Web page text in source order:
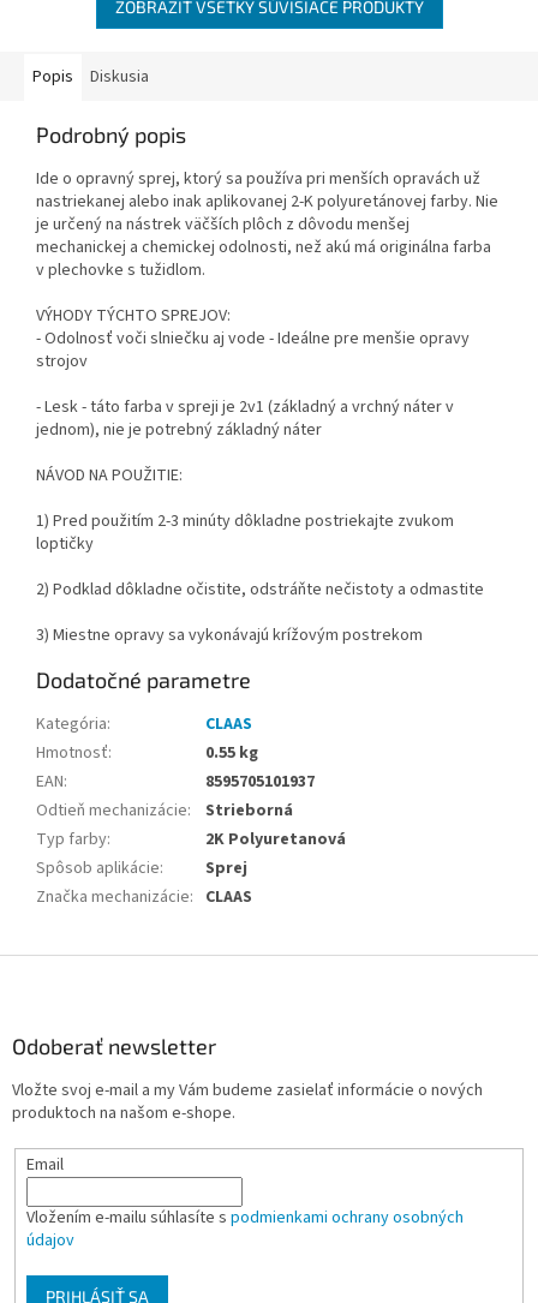
ZOBRAZIŤ VŠETKY SÚVISIACE PRODUKTY
Popis Diskusia
Podrobný popis
Ide o opravný sprej, ktorý sa používa pri menších opravách už
nastriekanej alebo inak aplikovanej 2-K polyuretánovej farby. Nie
je určený na nástrek väčších plôch z dôvodu menšej
mechanickej a chemickej odolnosti, než akú má originálna farba
v plechovke s tužidlom.
VÝHODY TÝCHTO SPREJOV:
- Odolnosť voči slniečku aj vode - Ideálne pre menšie opravy
strojov
- Lesk - táto farba v spreji je 2v1 (základný a vrchný náter v
jednom), nie je potrebný základný náter
NÁVOD NA POUŽITIE:
1) Pred použitím 2-3 minúty dôkladne postriekajte zvukom
loptičky
2) Podklad dôkladne očistite, odstráňte nečistoty a odmastite
3) Miestne opravy sa vykonávajú krížovým postrekom
Dodatočné parametre
Kategória:
CLAAS
Hmotnosť:
0.55 kg
EAN:
8595705101937
Odtieň mechanizácie:
Strieborná
Typ farby:
2K Polyuretanová
Spôsob aplikácie:
Sprej
Značka mechanizácie: CLAAS
Odoberať newsletter
Vložte svoj e-mail a my Vám budeme zasielať informácie o nových
produktoch na našom e-shope.
Email
Vložením e-mailu súhlasíte s podmienkami ochrany osobných
údajov
PRIHLÁSIŤ SA